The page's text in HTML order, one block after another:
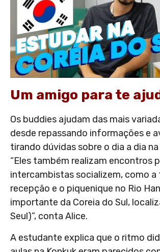
Um amigo para te
Os buddies ajudam das mais
desde repassando informações e
tirando dúvidas sobre o dia a dia na
“Eles também realizam encontros
intercambistas socializem, como a
recepção e o piquenique no Rio
importante da Coreia do Sul,
Seul)”, conta Alice.
A estudante explica que o ritmo